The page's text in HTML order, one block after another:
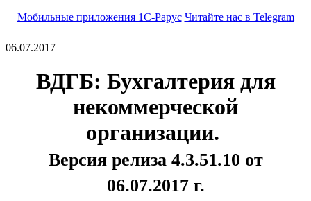
Мобильные приложения 1С-Рарус Читайте нас в Telegram
06.07.2017
ВДГБ: Бухгалтерия для
некоммерческой
организации.
Версия релиза 4.3.51.10 от
06.07.2017 г.